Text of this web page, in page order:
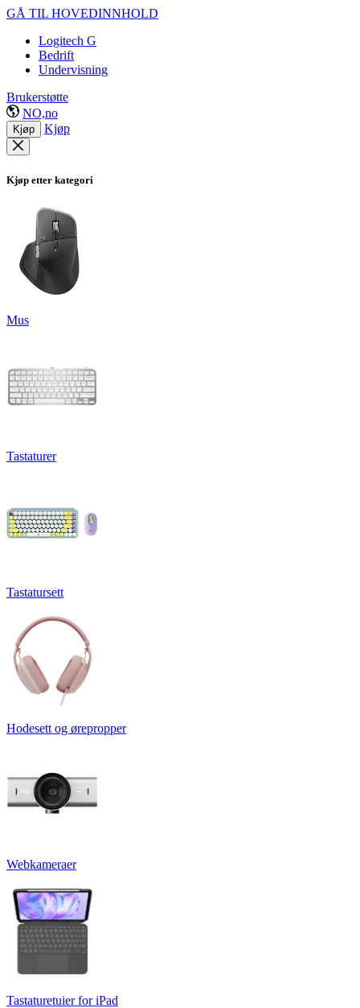
GÅ TIL HOVEDINNHOLD
Logitech G
Bedrift
Undervisning
Brukerstøtte
NO,no
Kjøp Kjøp
Kjøp etter kategori
Mus
Tastaturer
Tastatursett
Hodesett og ørepropper
Webkameraer
Tastaturetuier for iPad